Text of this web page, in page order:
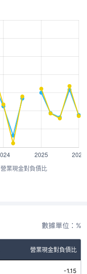
營業現金對負債比
數據單位：%
營業現金對負債比
-1.15